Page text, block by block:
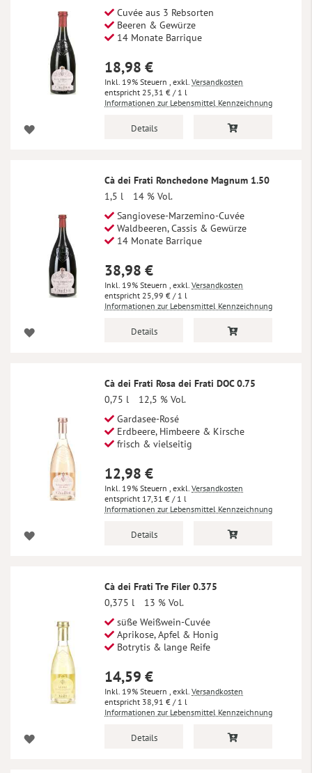
Cuvée aus 3 Rebsorten
Beeren & Gewürze
14 Monate Barrique
18,98 €
Inkl. 19% Steuern exkl. Versandkosten
25,31 € / 1 l
Informationen zur Lebensmittel Kennzeichnung
Details
Cà dei Frati Ronchedone Magnum 1.50
1,5 l
14 % Vol.
Sangiovese-Marzemino-Cuvée
Waldbeeren, Cassis & Gewürze
14 Monate Barrique
38,98 €
Inkl. 19% Steuern exkl. Versandkosten
25,99 € / 1 l
Informationen zur Lebensmittel Kennzeichnung
Details
Cà dei Frati Rosa dei Frati DOC 0.75
0,75 l
12,5 % Vol.
Gardasee-Rosé
Erdbeere, Himbeere & Kirsche
frisch & vielseitig
12,98 €
Inkl. 19% Steuern exkl. Versandkosten
17,31 € / 1 l
Informationen zur Lebensmittel Kennzeichnung
Details
Cà dei Frati Tre Filer 0.375
0,375 l
13 % Vol.
süße Weißwein-Cuvée
Aprikose, Apfel & Honig
Botrytis & lange Reife
14,59 €
Inkl. 19% Steuern exkl. Versandkosten
38,91 € / 1 l
Informationen zur Lebensmittel Kennzeichnung
Details